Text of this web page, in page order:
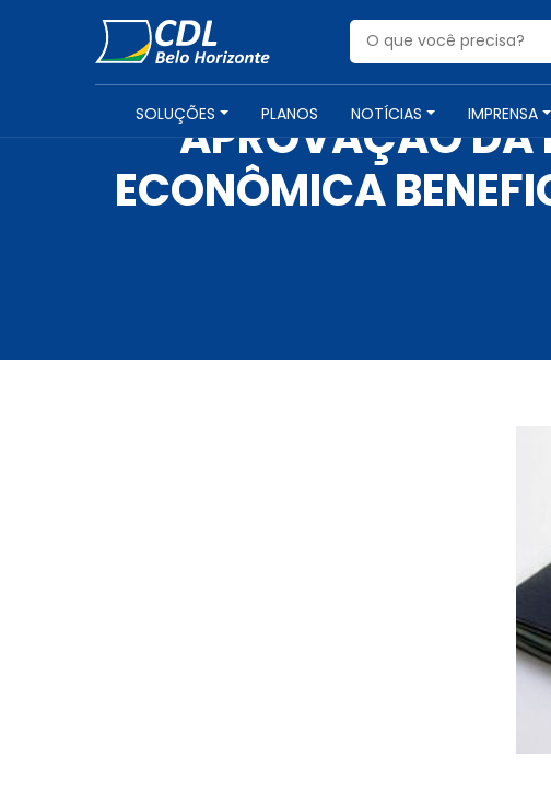
SOLUÇÕES PLANOS NOTÍCIAS IMPRENSA
APROVAÇÃO DA
ECONÔMICA